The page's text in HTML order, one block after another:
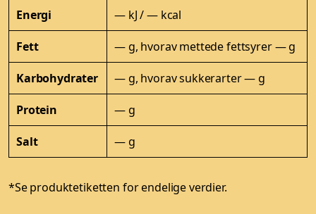
Energi — kJ / — kcal
Fett — g, hvorav mettede fettsyrer — g
Karbohydrater — g, hvorav sukkerarter — g
Protein — g
Salt — g
*Se produktetiketten for endelige verdier.